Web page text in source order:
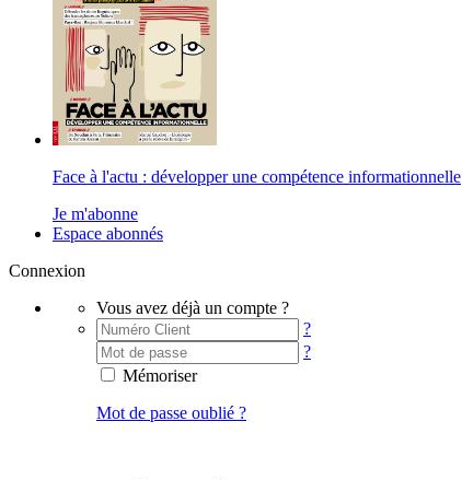
Face à l'actu : développer une compétence informationnelle
Je m'abonne
Espace abonnés
Connexion
Vous avez déjà un compte ?
?
?
Mémoriser
Mot de passe oublié ?